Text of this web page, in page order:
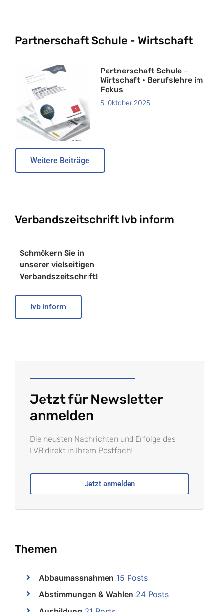
Partnerschaft Schule - Wirtschaft
Partnerschaft Schule –
Wirtschaft • Berufslehre im
Fokus
5. Oktober 2025
Weitere Beiträge
Verbandszeitschrift lvb inform
Schmökern Sie in
unserer vielseitigen
Verbandszeitschrift!
lvb inform
Jetzt für Newsletter
anmelden
Die neusten Nachrichten und Erfolge des
LVB direkt in Ihrem Postfach!
Jetzt anmelden
Themen
Abbaumassnahmen 15 Posts
Abstimmungen & Wahlen 24 Posts